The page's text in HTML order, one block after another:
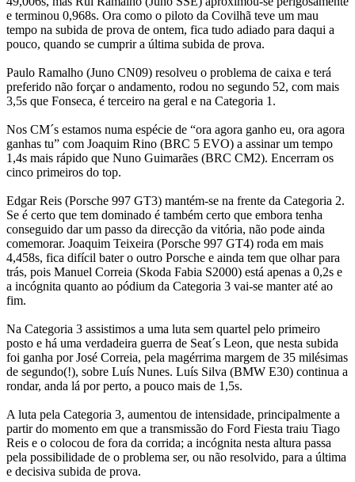
e terminou 0,968s. Ora como o piloto da Covilhã teve um mau
tempo na subida de prova de ontem, fica tudo adiado para daqui a
pouco, quando se cumprir a última subida de prova.
Paulo Ramalho (Juno CN09) resolveu o problema de caixa e terá
preferido não forçar o andamento, rodou no segundo 52, com mais
3,5s que Fonseca, é terceiro na geral e na Categoria 1.
Nos CM´s estamos numa espécie de “ora agora ganho eu, ora agora
ganhas tu” com Joaquim Rino (BRC 5 EVO) a assinar um tempo
1,4s mais rápido que Nuno Guimarães (BRC CM2). Encerram os
cinco primeiros do top.
Edgar Reis (Porsche 997 GT3) mantém-se na frente da Categoria 2.
Se é certo que tem dominado é também certo que embora tenha
conseguido dar um passo da direcção da vitória, não pode ainda
comemorar. Joaquim Teixeira (Porsche 997 GT4) roda em mais
4,458s, fica difícil bater o outro Porsche e ainda tem que olhar para
trás, pois Manuel Correia (Skoda Fabia S2000) está apenas a 0,2s e
a incógnita quanto ao pódium da Categoria 3 vai-se manter até ao
fim.
Na Categoria 3 assistimos a uma luta sem quartel pelo primeiro
posto e há uma verdadeira guerra de Seat´s Leon, que nesta subida
foi ganha por José Correia, pela magérrima margem de 35 milésimas
de segundo(!), sobre Luís Nunes. Luís Silva (BMW E30) continua a
rondar, anda lá por perto, a pouco mais de 1,5s.
A luta pela Categoria 3, aumentou de intensidade, principalmente a
partir do momento em que a transmissão do Ford Fiesta traiu Tiago
Reis e o colocou de fora da corrida; a incógnita nesta altura passa
pela possibilidade de o problema ser, ou não resolvido, para a última
e decisiva subida de prova.